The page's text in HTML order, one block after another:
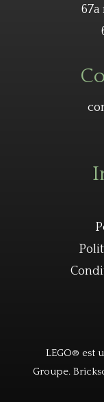
LEGO® est
Groupe.